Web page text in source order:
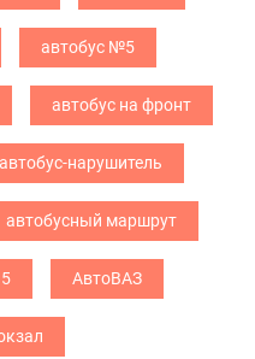
автобус №5
автобус на фронт
автобус-нарушитель
автобусный маршрут
АвтоВАЗ